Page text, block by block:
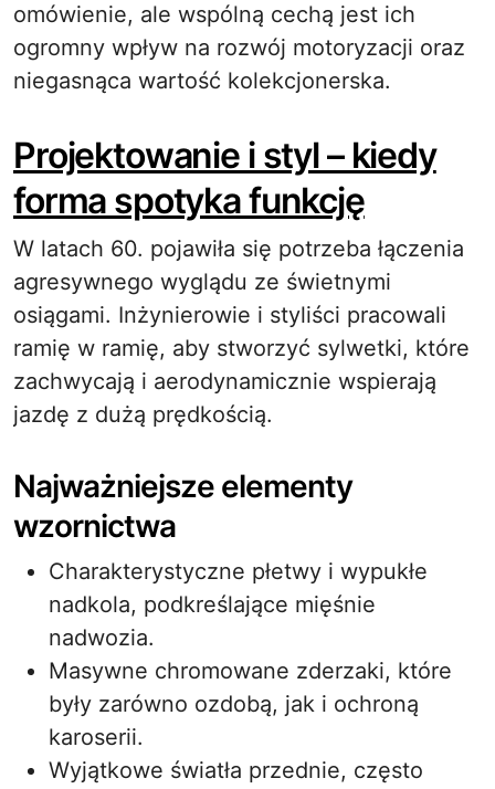
omówienie, ale wspólną cechą jest ich
ogromny wpływ na rozwój motoryzacji oraz
niegasnąca wartość kolekcjonerska.
Projektowanie i styl – kiedy
forma spotyka funkcję
W latach 60. pojawiła się potrzeba łączenia
agresywnego wyglądu ze świetnymi
osiągami. Inżynierowie i styliści pracowali
ramię w ramię, aby stworzyć sylwetki, które
zachwycają i aerodynamicznie wspierają
jazdę z dużą prędkością.
Najważniejsze elementy
wzornictwa
Charakterystyczne płetwy i wypukłe
nadkola, podkreślające mięśnie
nadwozia.
Masywne chromowane zderzaki, które
były zarówno ozdobą, jak i ochroną
karoserii.
Wyjątkowe światła przednie, często